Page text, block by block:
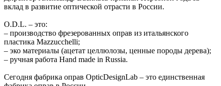
вклад в развитие оптической отрасти в России.
O.D.L. – это:
– производство фрезерованных оправ из итальянского
пластика Mazzucchelli;
– эко материалы (ацетат целлюлозы, ценные породы дерева);
– ручная работа Hand made in Russia.
Сегодня фабрика оправ OpticDesignLab – это единственная